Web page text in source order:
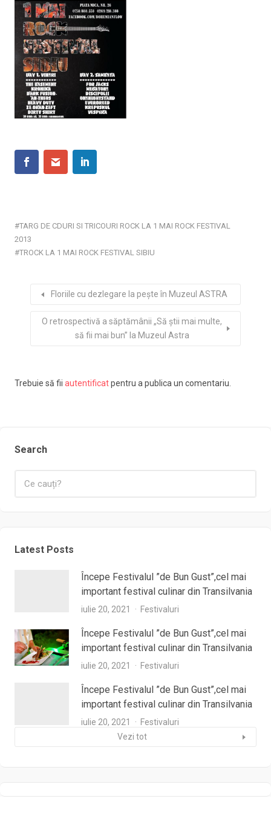
TARG DE CDURI SI TRICOURI ROCK LA 1 MAI ROCK FESTIVAL
2013
TROCK LA 1 MAI ROCK FESTIVAL SIBIU
Floriile cu dezlegare la peşte în Muzeul ASTRA
O retrospectivă a săptămânii „Să ştii mai multe,
să fii mai bun” la Muzeul Astra
Trebuie să fii autentificatpentru a publica un comentariu.
Search
Latest Posts
Începe Festivalul ”de Bun Gust”,cel mai
important festival culinar din Transilvania
iulie 20, 2021 Festivaluri
Începe Festivalul ”de Bun Gust”,cel mai
important festival culinar din Transilvania
iulie 20, 2021 Festivaluri
Începe Festivalul ”de Bun Gust”,cel mai
important festival culinar din Transilvania
iulie 20, 2021
Festivaluri
Vezi tot